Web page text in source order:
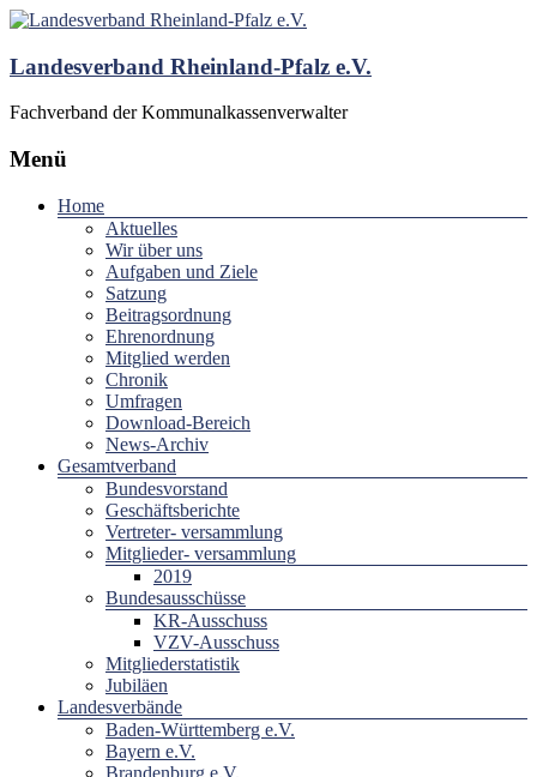
Landesverband Rheinland-Pfalz e.V.
Fachverband der Kommunalkassenverwalter
Menü
Home
Aktuelles
Wir über uns
Aufgaben und Ziele
Satzung
Beitragsordnung
Ehrenordnung
Mitglied werden
Chronik
Umfragen
Download-Bereich
News-Archiv
Gesamtverband
Bundesvorstand
Geschäftsberichte
Vertreter- versammlung
Mitglieder- versammlung
2019
Bundesausschüsse
KR-Ausschuss
VZV-Ausschuss
Mitgliederstatistik
Jubiläen
Landesverbände
Baden-Württemberg e.V.
Bayern e.V.
Brandenburg e.V.